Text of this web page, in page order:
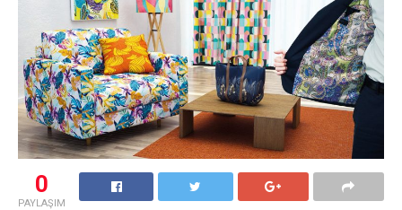
0
PAYLAŞIM